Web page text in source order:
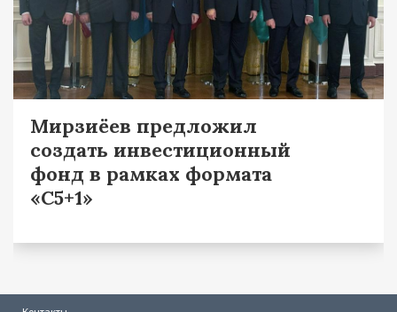
Мирзиёев предложил
создать инвестиционный
фонд в рамках формата
«С5+1»